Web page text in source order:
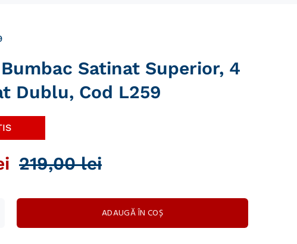
Satinat Superior, 4
Dublu, Cod L259
219,00 lei
ADAUGĂ ÎN COȘ